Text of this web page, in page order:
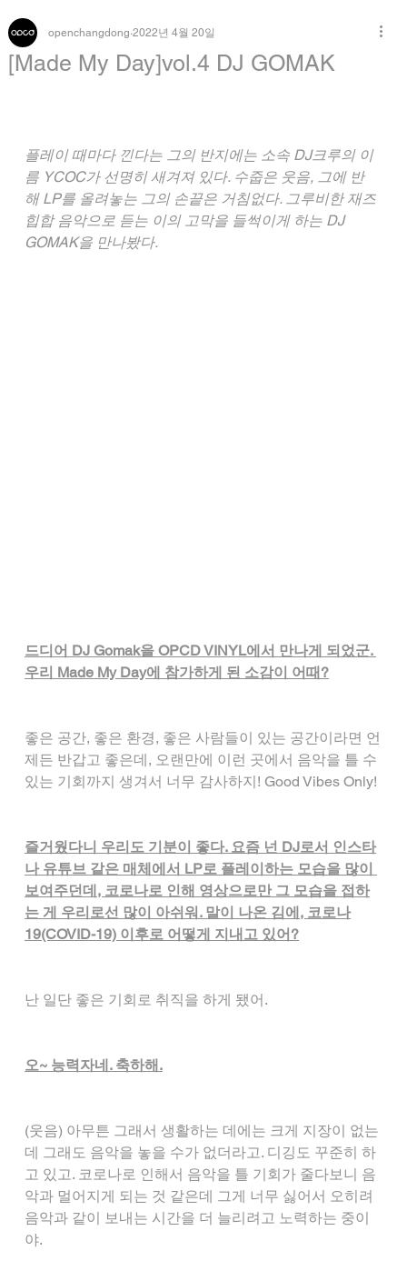
[Made My Day]vol.4 DJ GOMAK
openchangdong 2022년 4월 20일
플레이 때마다 낀다는 그의 반지에는 소속 DJ크루의 이
름 YCOC가 선명히 새겨져 있다. 수줍은 웃음, 그에 반
해 LP를 올려놓는 그의 손끝은 거침없다. 그루비한 재즈
힙합 음악으로 듣는 이의 고막을 들썩이게 하는 DJ
GOMAK을 만나봤다.
드디어 DJ Gomak을 OPCD VINYL에서 만나게 되었군.
우리 Made My Day에 참가하게 된 소감이 어때?
좋은 공간, 좋은 환경, 좋은 사람들이 있는 공간이라면 언
제든 반갑고 좋은데, 오랜만에 이런 곳에서 음악을 틀 수
있는 기회까지 생겨서 너무 감사하지! Good Vibes Only!
즐거웠다니 우리도 기분이 좋다. 요즘 넌 DJ로서 인스타
나 유튜브 같은 매체에서 LP로 플레이하는 모습을 많이
보여주던데, 코로나로 인해 영상으로만 그 모습을 접하
는 게 우리로선 많이 아쉬워. 말이 나온 김에, 코로나
19(COVID-19) 이후로 어떻게 지내고 있어?
난 일단 좋은 기회로 취직을 하게 됐어.
오~ 능력자네. 축하해.
(웃음) 아무튼 그래서 생활하는 데에는 크게 지장이 없는
데 그래도 음악을 놓을 수가 없더라고. 디깅도 꾸준히 하
고 있고. 코로나로 인해서 음악을 틀 기회가 줄다보니 음
악과 멀어지게 되는 것 같은데 그게 너무 싫어서 오히려
음악과 같이 보내는 시간을 더 늘리려고 노력하는 중이
야.